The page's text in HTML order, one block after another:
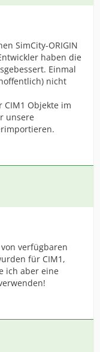
SimCity-ORIGIN
haben die
Einmal
nicht
CIM1 Objekte im
unsere
verfügbaren
für CIM1,
ich aber eine